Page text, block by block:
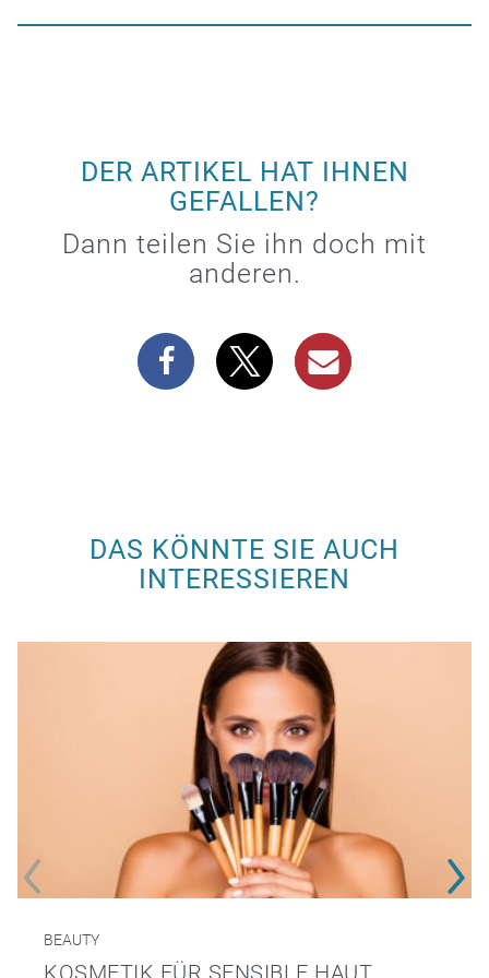
DER ARTIKEL HAT IHNEN
GEFALLEN?
Dann teilen Sie ihn doch mit
anderen.
DAS KÖNNTE SIE AUCH
INTERESSIEREN
BEAUTY
KOSMETIK FÜR SENSIBLE HAUT